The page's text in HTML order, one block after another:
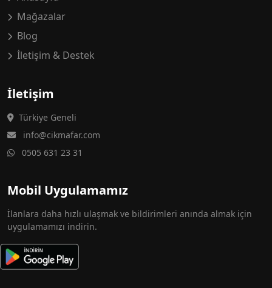
Mağazalar
Blog
İletişim & Destek
İletişim
Türkiye Geneli
info@cikmafar.com
0505 631 23 31
Mobil Uygulamamız
İlanlara daha hızlı ulaşmak ve bildirimleri anında almak için
uygulamamızı indirin.